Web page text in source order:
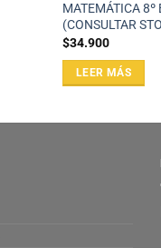
MATEMÁTICA 8º
(CONSULTAR
$34.900
LEER MÁS